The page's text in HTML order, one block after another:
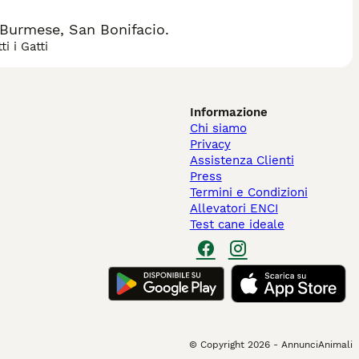
San Bonifacio.
i Gatti
Informazione
Chi siamo
Privacy
Assistenza Clienti
Press
Termini e Condizioni
Allevatori ENCI
Test cane ideale
© Copyright 2026 - AnnunciAnimali